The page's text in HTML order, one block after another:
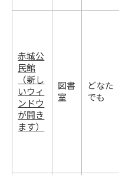
赤城公
民館
（新し
いウィ
ンドウ
が開き
ます）
図書
室
どなた
でも